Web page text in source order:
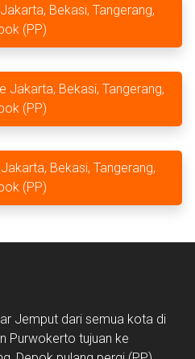
Bekasi, Tangerang,
(PP)
Jakarta, Bekasi, Tangerang,
(PP)
Bekasi, Tangerang,
(PP)
Jemput dari semua kota di
Purwokerto tujuan ke